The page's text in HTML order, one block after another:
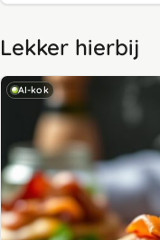
Lekker hierbij
AI-kok